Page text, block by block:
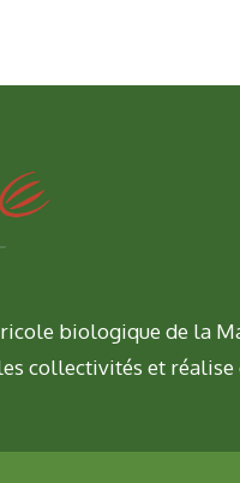
biologique de la
collectivités et réalise